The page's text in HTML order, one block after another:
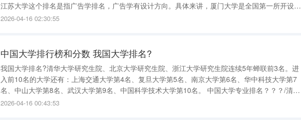
江苏大学这个排名是指广告学排名，广告学有设计方向。具体来讲，厦门大学是全国第一所开设广
告学专业的大学，底子厚，老师很棒，属于学术派。中国传媒大学讲的不仅仅是知识，更多的是怎
2026-04-16 02:30:55
中国大学排行榜和分数 我国大学排名?
我国大学排名?清华大学研究生院、北京大学研究生院、浙江大学研究生院连续5年蝉联前3名。进
入前10名的大学还有：上海交通大学第4名、复旦大学第5名、南京大学第6名、华中科技大学第7
名、中山大学第8名、武汉大学第9名、中国科学技术大学第10名。 中国大学专业排名？？？/清华
大学研究1型、工学第1名、管理学第1名、医学第2名北京大学研究1型、理学第1名、医学第1名、
2026-04-16 00:43:53